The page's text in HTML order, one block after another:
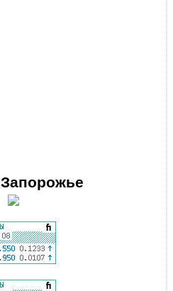
Запорожье